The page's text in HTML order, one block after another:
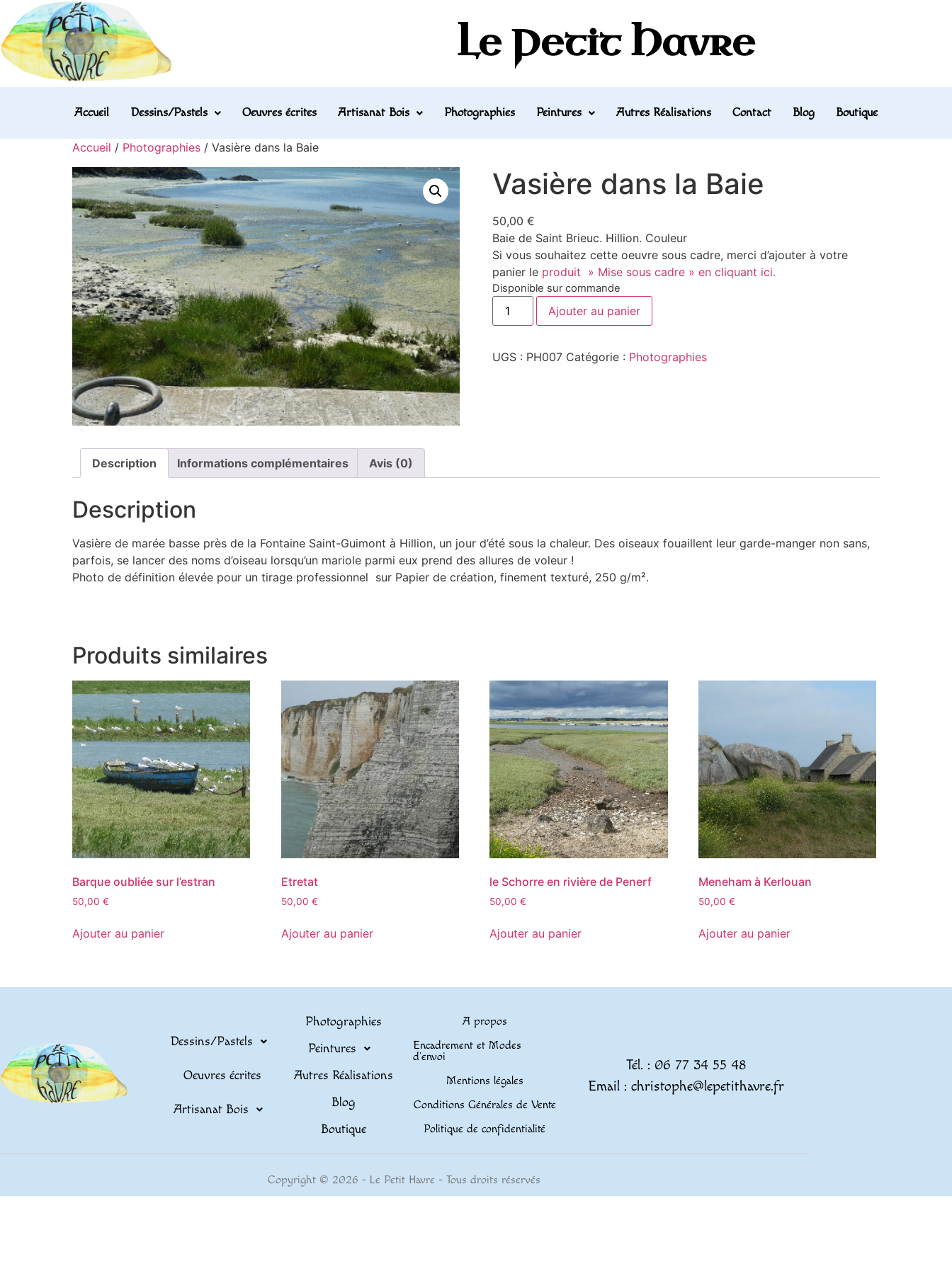
Le Petit Havre
Accueil Dessins/Pastels Oeuvres écrites Artisanat Bois Photographies Peintures Autres Réalisations Contact Blog Boutique
Accueil / Photographies / Vasière dans la Baie
Vasière dans la Baie
50,00 €
Baie de Saint Brieuc. Hillion. Couleur
Si vous souhaitez cette oeuvre sous cadre, merci d’ajouter à votre
panier le produit » Mise sous cadre » en cliquant ici.
Disponible sur commande
Ajouter au panier
UGS : PH007 Catégorie : Photographies
Description Informations complémentaires Avis (0)
Description
Vasière de marée basse près de la Fontaine Saint-Guimont à Hillion, un jour d’été sous la chaleur. Des oiseaux fouaillent leur garde-manger non sans,
parfois, se lancer des noms d’oiseau lorsqu’un mariole parmi eux prend des allures de voleur !
Photo de définition élevée pour un tirage professionnel sur Papier de création, finement texturé, 250 g/m².
Produits similaires
Barque oubliée sur l’estran
50,00 €
Ajouter au panier
Etretat
50,00 €
Ajouter au panier
le Schorre en rivière de Penerf
50,00€
Ajouter au panier
Meneham à Kerlouan
50,00€
Ajouter au panier
Dessins/Pastels
Oeuvres écrites
Artisanat Bois
Photographies
Peintures
Autres Réalisations
Blog
Boutique
A propos
Encadrement et Modes
d’envoi
Mentions légales
Conditions Générales de Vente
Politique de confidentialité
Tél. : 06 77 34 55 48
Email : christophe@lepetithavre.fr
Copyright © 2026 - Le Petit Havre - Tous droits réservés